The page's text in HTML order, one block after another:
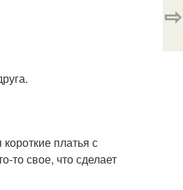
платья с
то свое, что сделает
⇨